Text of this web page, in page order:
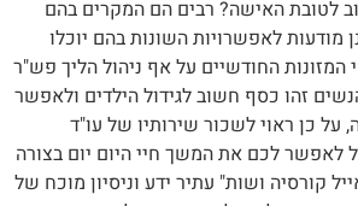
לטובת האישה? רבים הם המקרים בהם
מודעות לאפשרויות השונות בהם יוכלו
החודשיים על אף ניהול הליך פש"ר
זהו כסף חשוב לגידול הילדים ולאפשר
על כן ראוי לשכור שירותיו של עו"ד
לאפשר לכם את המשך חיי היום יום בצורה
קורסיה ושות" עתיר ידע וניסיון מוכח של